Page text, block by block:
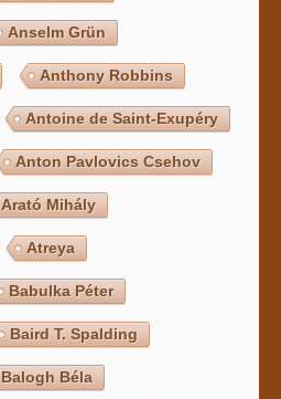
Anselm Grün
Anthony Robbins
Antoine de Saint-Exupéry
Anton Pavlovics Csehov
Arató Mihály
Atreya
Babulka Péter
Baird T. Spalding
Balogh Béla